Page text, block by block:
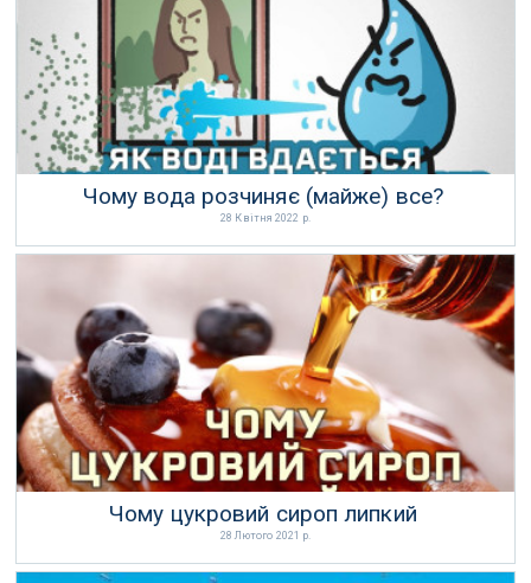
Чому вода розчиняє (майже) все?
28 Квітня 2022 р.
Чому цукровий сироп липкий
28 Лютого 2021 р.